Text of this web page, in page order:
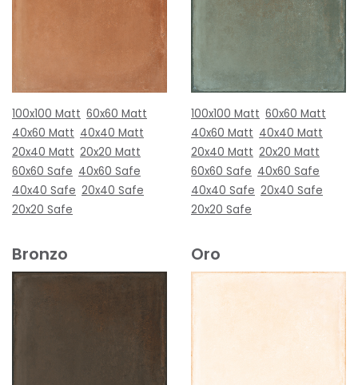
100x100 Matt 60x60 Matt
40x60 Matt 40x40 Matt
20x40 Matt 20x20 Matt
60x60 Safe 40x60 Safe
40x40 Safe 20x40 Safe
20x20 Safe
100x100 Matt 60x60 Matt
40x60 Matt 40x40 Matt
20x40 Matt 20x20 Matt
60x60 Safe 40x60 Safe
40x40 Safe 20x40 Safe
20x20 Safe
Bronzo Oro